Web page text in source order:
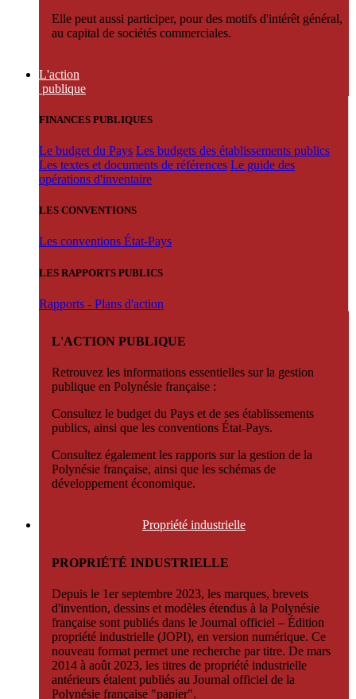
Elle peut aussi participer, pour des motifs d'intérêt général,
au capital de sociétés commerciales.
L'action
publique
FINANCES PUBLIQUES
Le budget du Pays Les budgets des établissements publics
Les textes et documents de références Le guide des
opérations d'inventaire
LES CONVENTIONS
Les conventions État-Pays
LES RAPPORTS PUBLICS
Rapports - Plans d'action
L'ACTION PUBLIQUE
Retrouvez les informations essentielles sur la gestion
publique en Polynésie française :
Consultez le budget du Pays et de ses établissements
publics, ainsi que les conventions État-Pays.
Consultez également les rapports sur la gestion de la
Polynésie française, ainsi que les schémas de
développement économique.
Propriété industrielle
PROPRIÉTÉ INDUSTRIELLE
Depuis le 1er septembre 2023, les marques, brevets
d'invention, dessins et modèles étendus à la Polynésie
française sont publiés dans le Journal officiel – Édition
propriété industrielle (JOPI), en version numérique. Ce
nouveau format permet une recherche par titre. De mars
2014 à août 2023, les titres de propriété industrielle
antérieurs étaient publiés au Journal officiel de la
Polynésie française "papier".